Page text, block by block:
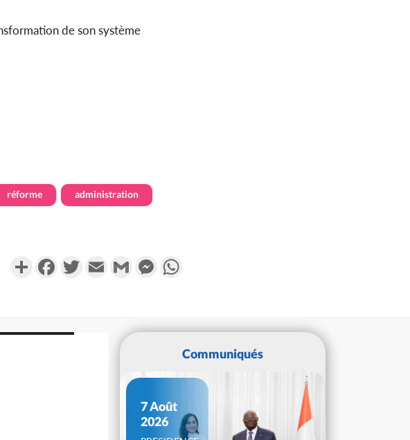
de son système
réforme administration
PartagerFacebookTwitterEmail Gmail Messenger
Communiqués
7 Août
2026